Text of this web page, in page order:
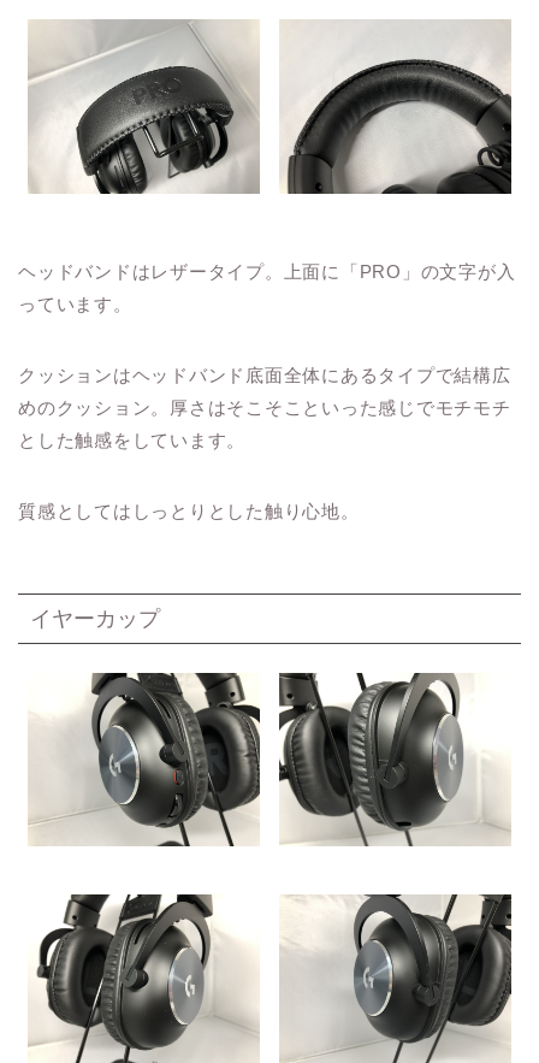
ヘッドバンドはレザータイプ。上面に「PRO」の文字が入
っています。
クッションはヘッドバンド底面全体にあるタイプで結構広
めのクッション。厚さはそこそこといった感じでモチモチ
とした触感をしています。
質感としてはしっとりとした触り心地。
イヤーカップ